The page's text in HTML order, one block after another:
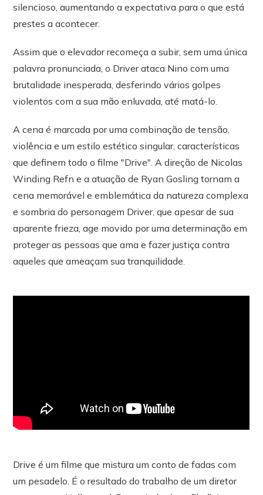
silencioso, aumentando a expectativa para o que está
prestes a acontecer.
Assim que o elevador recomeça a subir, sem uma única
palavra pronunciada, o Driver ataca Nino com uma
brutalidade inesperada, desferindo vários golpes
violentos com a sua mão enluvada, até matá-lo.
A cena é marcada por uma combinação de tensão,
violência e um estilo estético singular, características
que definem todo o filme "Drive". A direção de Nicolas
Winding Refn e a atuação de Ryan Gosling tornam a
cena memorável e emblemática da natureza complexa
e sombria do personagem Driver, que apesar de sua
aparente frieza, age movido por uma determinação em
proteger as pessoas que ama e fazer justiça contra
aqueles que ameaçam sua tranquilidade.
Drive é um filme que mistura um conto de fadas com
um pesadelo. É o resultado do trabalho de um diretor